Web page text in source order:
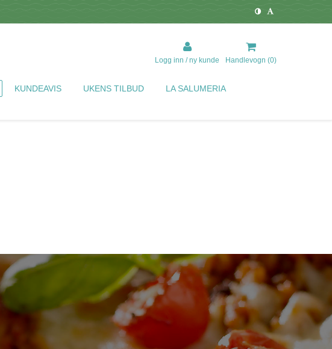
Logg inn / ny kunde Handlevogn (0)
KUNDEAVIS UKENS TILBUD
LA SALUMERIA